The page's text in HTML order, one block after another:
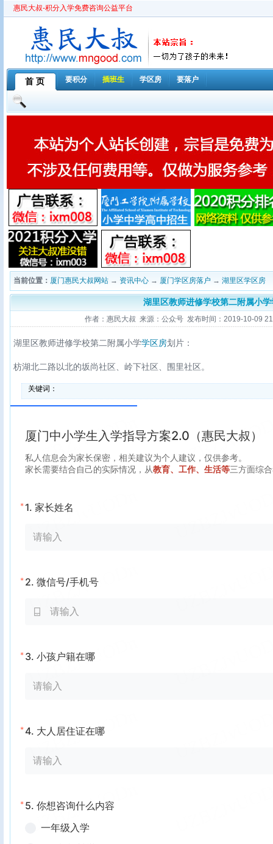
惠民大叔-积分入学免费咨询公益平台
首 页 要积分 插班生 学区房 要落户
当前位置： 厦门惠民大叔网站 → 资讯中心 → 厦门学区房落户 → 湖里区学区房
湖里区教师进修学校第二附属小
作者：惠民大叔 来源：公众号 发布时间：2019-10-09
湖里区教师进修学校第二附属小学学区房划片：
枋湖北二路以北的坂尚社区、岭下社区、围里社区。
关键词：